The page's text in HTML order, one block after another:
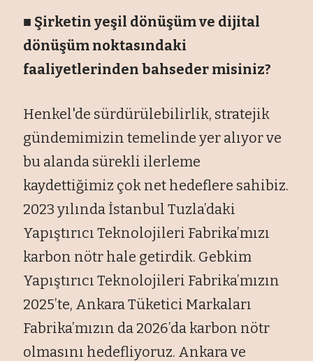
■ Şirketin yeşil dönüşüm ve dijital
dönüşüm noktasındaki
faaliyetlerinden bahseder misiniz?
Henkel'de sürdürülebilirlik, stratejik
gündemimizin temelinde yer alıyor ve
bu alanda sürekli ilerleme
kaydettiğimiz çok net hedeflere sahibiz.
2023 yılında İstanbul Tuzla’daki
Yapıştırıcı Teknolojileri Fabrika’mızı
karbon nötr hale getirdik. Gebkim
Yapıştırıcı Teknolojileri Fabrika’mızın
2025’te, Ankara Tüketici Markaları
Fabrika’mızın da 2026’da karbon nötr
olmasını hedefliyoruz. Ankara ve